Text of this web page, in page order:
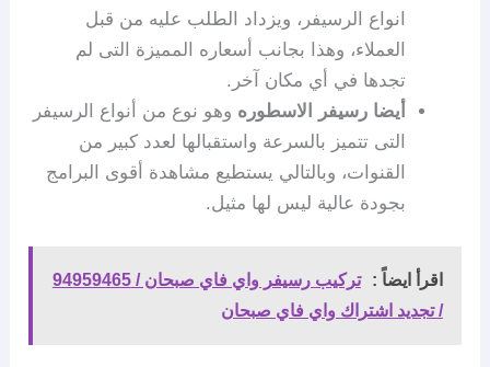
انواع الرسيفر، ويزداد الطلب عليه من قبل
العملاء، وهذا بجانب أسعاره المميزة التى لم
تجدها في أي مكان آخر.
أيضا رسيفر الاسطوره وهو نوع من أنواع الرسيفر
التى تتميز بالسرعة واستقبالها لعدد كبير من
القنوات، وبالتالي يستطيع مشاهدة أقوى البرامج
بجودة عالية ليس لها مثيل.
اقرأ ايضاً :
تركيب رسيفر واي فاي صبحان / 94959465
/ تجديد اشتراك واي فاي صبحان